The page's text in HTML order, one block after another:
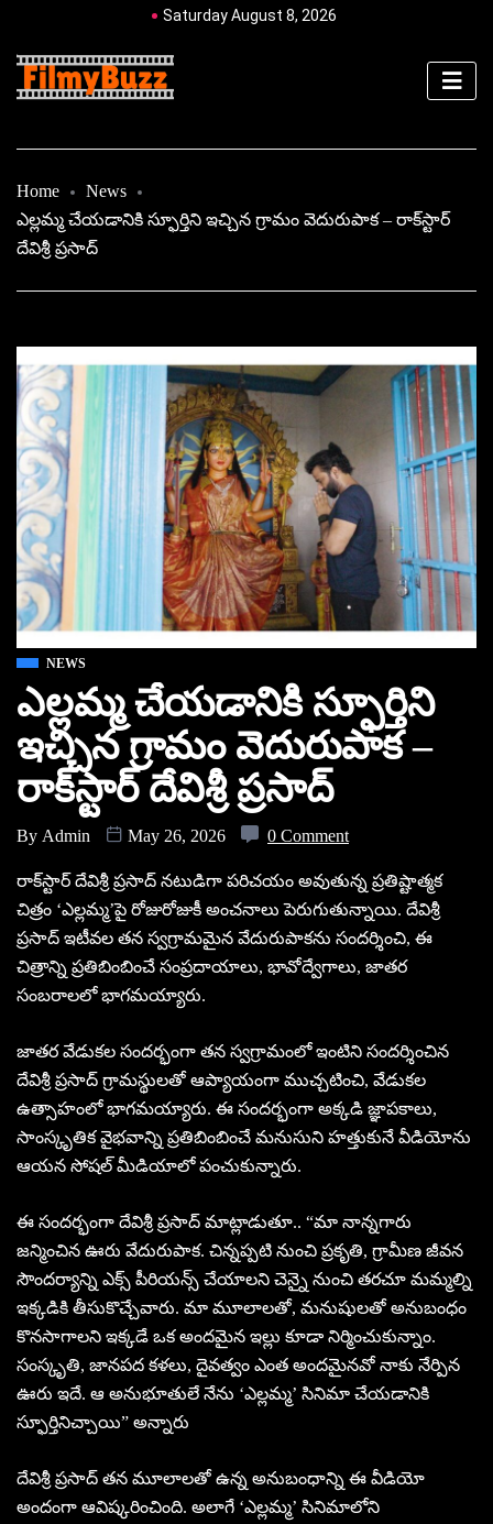
Saturday August 8, 2026
Home
News
ఎల్లమ్మ చేయడానికి స్ఫూర్తిని ఇచ్చిన గ్రామం వెదురుపాక – రాక్‌స్టార్
దేవిశ్రీ ప్రసాద్
NEWS
ఎల్లమ్మ చేయడానికి స్ఫూర్తిని
ఇచ్చిన గ్రామం వెదురుపాక –
రాక్‌స్టార్ దేవిశ్రీ ప్రసాద్
By Admin May 26, 2026 0 Comment
రాక్‌స్టార్ దేవిశ్రీ ప్రసాద్ నటుడిగా పరిచయం అవుతున్న ప్రతిష్టాత్మక
చిత్రం ‘ఎల్లమ్మ’పై రోజురోజుకీ అంచనాలు పెరుగుతున్నాయి. దేవిశ్రీ
ప్రసాద్ ఇటీవల తన స్వగ్రామమైన వేదురుపాకను సందర్శించి, ఈ
చిత్రాన్ని ప్రతిబింబించే సంప్రదాయాలు, భావోద్వేగాలు, జాతర
సంబరాలలో భాగమయ్యారు.
జాతర వేడుకల సందర్భంగా తన స్వగ్రామంలో ఇంటిని సందర్శించిన
దేవిశ్రీ ప్రసాద్ గ్రామస్థులతో ఆప్యాయంగా ముచ్చటించి, వేడుకల
ఉత్సాహంలో భాగమయ్యారు. ఈ సందర్భంగా అక్కడి జ్ఞాపకాలు,
సాంస్కృతిక వైభవాన్ని ప్రతిబింబించే మనుసుని హత్తుకునే వీడియోను
ఆయన సోషల్ మీడియాలో పంచుకున్నారు.
ఈ సందర్భంగా దేవిశ్రీ ప్రసాద్ మాట్లాడుతూ.. “మా నాన్నగారు
జన్మించిన ఊరు వేదురుపాక. చిన్నప్పటి నుంచి ప్రకృతి, గ్రామీణ జీవన
సౌందర్యాన్ని ఎక్స్ పీరియన్స్ చేయాలని చెన్నై నుంచి తరచూ మమ్మల్ని
ఇక్కడికి తీసుకొచ్చేవారు. మా మూలాలతో, మనుషులతో అనుబంధం
కొనసాగాలని ఇక్కడే ఒక అందమైన ఇల్లు కూడా నిర్మించుకున్నాం.
సంస్కృతి, జానపద కళలు, దైవత్వం ఎంత అందమైనవో నాకు నేర్పిన
ఊరు ఇదే. ఆ అనుభూతులే నేను ‘ఎల్లమ్మ’ సినిమా చేయడానికి
స్ఫూర్తినిచ్చాయి” అన్నారు
దేవిశ్రీ ప్రసాద్ తన మూలాలతో ఉన్న అనుబంధాన్ని ఈ వీడియో
అందంగా ఆవిష్కరించింది. అలాగే ‘ఎల్లమ్మ’ సినిమాలోని